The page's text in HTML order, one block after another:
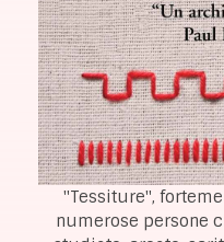
"Tessiture",
numerose persone